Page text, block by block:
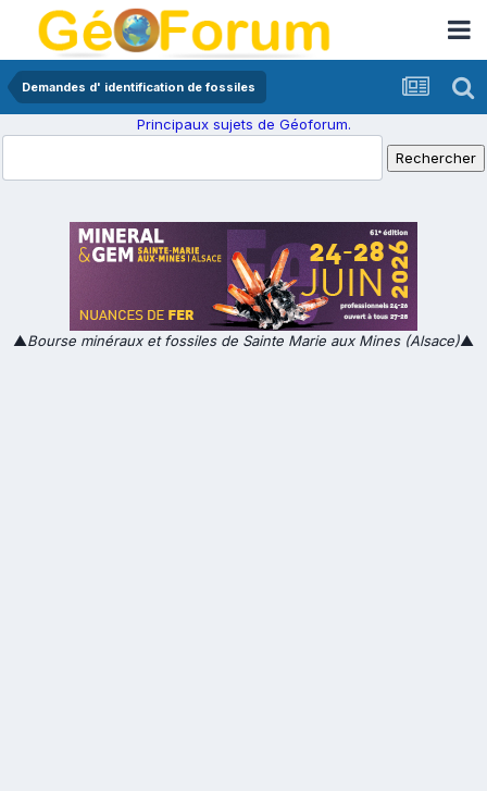
Demandes d' identification de fossiles
Principaux sujets de Géoforum.
▲Bourse minéraux et fossiles de Sainte Marie aux Mines (Alsace)▲